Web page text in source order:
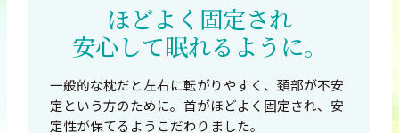
ほどよく固定され
安心して眠れるように。
一般的な枕だと左右に転がりやすく、頚部が不安
定という方のために。首がほどよく固定され、安
定性が保てるようこだわりました。